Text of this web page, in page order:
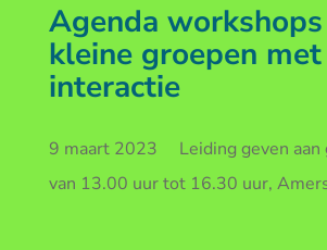
Agenda
kleine groepen
interactie
9 maart 2023 Leiding geven aan
van 13.00 uur tot 16.30 uur,